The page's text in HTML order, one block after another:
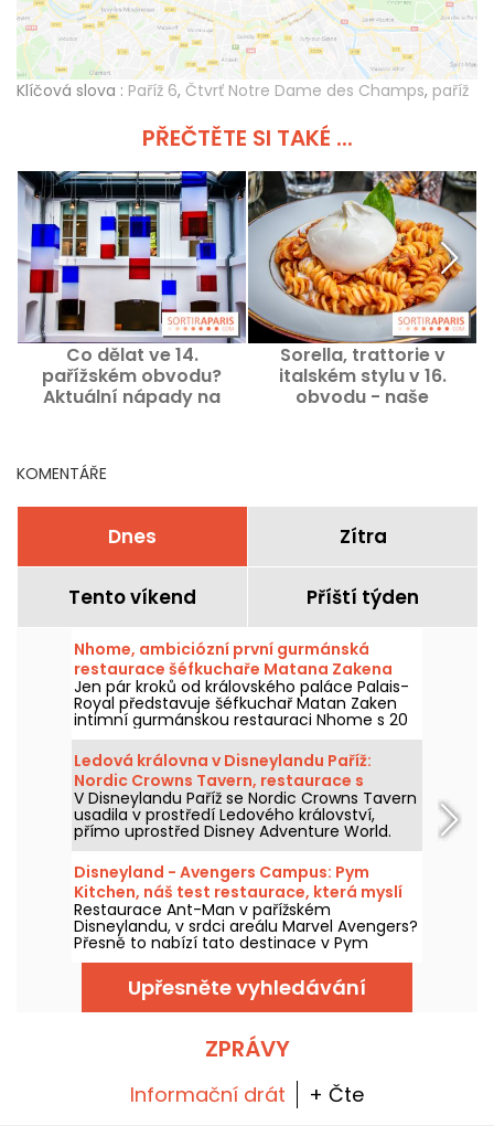
Klíčová slova : Paříž 6, Čtvrť Notre Dame des Champs, paříž
PŘEČTĚTE SI TAKÉ ...
Co dělat ve 14.
pařížském obvodu?
Aktuální nápady na
Sorella, trattorie v
italském stylu v 16.
obvodu - naše
KOMENTÁŘE
Dnes Zítra
Tento víkend Příští týden
Nhome, ambiciózní první gurmánská
restaurace šéfkuchaře Matana Zakena
Jen pár kroků od královského paláce Palais-
Royal představuje šéfkuchař Matan Zaken
intimní gurmánskou restauraci Nhome s 20
místy a jedinečným a ambiciózním
degustačním menu.
Ledová královna v Disneylandu Paříž:
Nordic Crowns Tavern, restaurace s
autentickými severskými specialitami
V Disneylandu Paříž se Nordic Crowns Tavern
usadila v prostředí Ledového království,
přímo uprostřed Disney Adventure World.
Tento nový restaurant, laděný do
skandinávského stylu, nabízí návštěvníkům
pokračování zážitku z Arendelle
prostřednictvím atmosféry, dekorací a
speciální nabídky jídel připravené právě pro
tuto část parku. Vyzkoušeli jsme a máme
vám co povědět!
Disneyland - Avengers Campus: Pym
Kitchen, náš test restaurace, která myslí
ve velkém i v malém
Restaurace Ant-Man v pařížském
Disneylandu, v srdci areálu Marvel Avengers?
Přesně to nabízí tato destinace v Pym
Kitchen, novém bufetu "all-you-can-eat" s
neúměrně velkými produkty v obřích nebo
miniaturních verzích. Je to zábavný a hravý
způsob, jak si vychutnat jídlo pro tuto
laboratoří doktora Hanka Pyma. Vyzkoušeli
jsme to a všechno vám o tom povíme!
Upřesněte vyhledávání
ZPRÁVY
Informační drát + Čte